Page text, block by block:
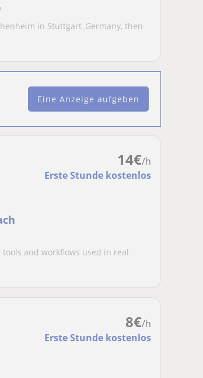
in Stuttgart_Germany, then
Eine Anzeige aufgeben
14€/h
Erste Stunde kostenlos
and workflows used in real
8€/h
Erste Stunde kostenlos